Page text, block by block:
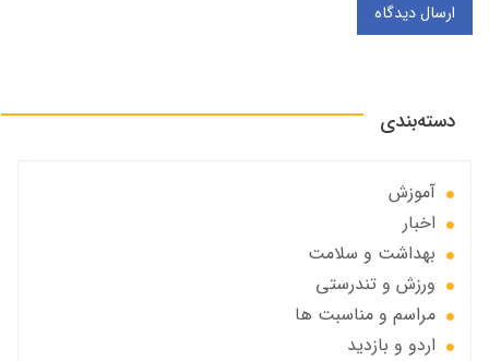
ارسال دیدگاه
دسته‌بندی
آموزش
اخبار
بهداشت و سلامت
ورزش و تندرستی
مراسم و مناسبت ها
اردو و بازدید